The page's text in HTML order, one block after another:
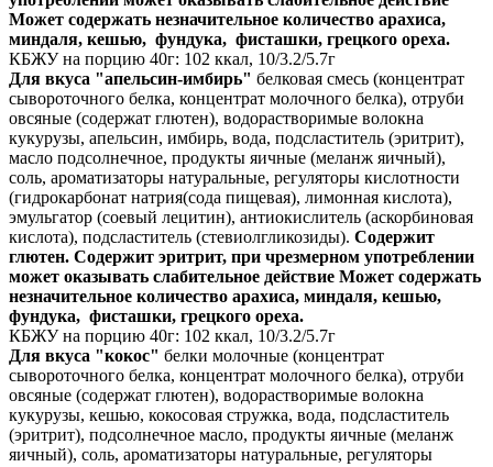
Может содержать незначительное количество арахиса,
миндаля, кешью, фундука, фисташки, грецкого ореха.
КБЖУ на порцию 40г: 102 ккал, 10/3.2/5.7г
Для вкуса "апельсин-имбирь" белковая смесь (концентрат
сывороточного белка, концентрат молочного белка), отруби
овсяные (содержат глютен), водорастворимые волокна
кукурузы, апельсин, имбирь, вода, подсластитель (эритрит),
масло подсолнечное, продукты яичные (меланж яичный),
соль, ароматизаторы натуральные, регуляторы кислотности
(гидрокарбонат натрия(сода пищевая), лимонная кислота),
эмульгатор (соевый лецитин), антиокислитель (аскорбиновая
кислота), подсластитель (стевиолгликозиды). Содержит
глютен. Содержит эритрит, при чрезмерном употреблении
может оказывать слабительное действие Может содержать
незначительное количество арахиса, миндаля, кешью,
фундука, фисташки, грецкого ореха.
КБЖУ на порцию 40г: 102 ккал, 10/3.2/5.7г
Для вкуса "кокос" белки молочные (концентрат
сывороточного белка, концентрат молочного белка), отруби
овсяные (содержат глютен), водорастворимые волокна
кукурузы, кешью, кокосовая стружка, вода, подсластитель
(эритрит), подсолнечное масло, продукты яичные (меланж
яичный), соль, ароматизаторы натуральные, регуляторы